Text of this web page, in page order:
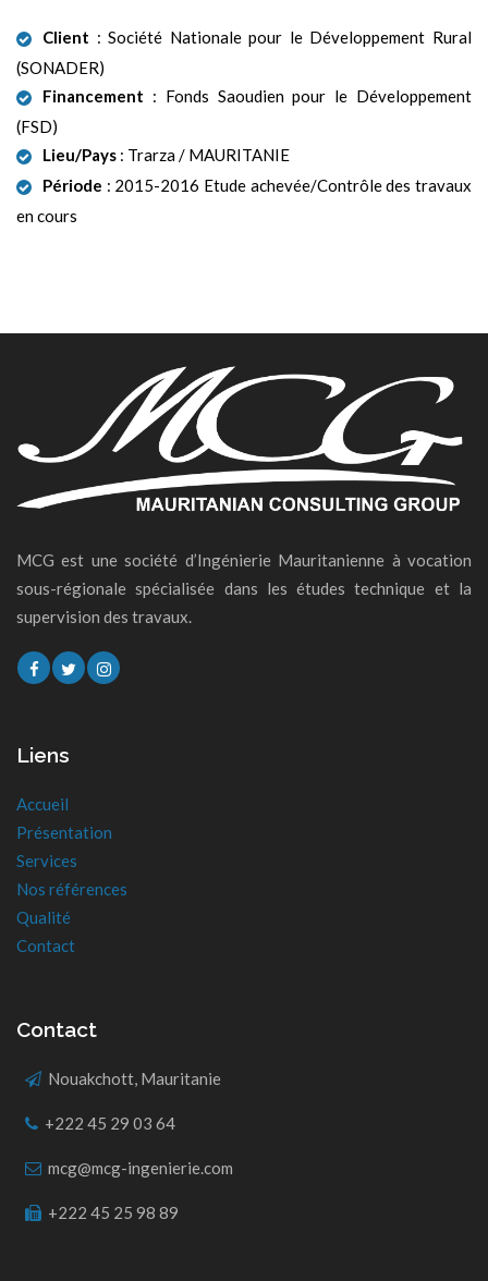
Client : Société Nationale pour le Développement Rural
(SONADER)
Financement : Fonds Saoudien pour le Développement
(FSD)
Lieu/Pays : Trarza / MAURITANIE
Période : 2015-2016 Etude achevée/Contrôle des travaux
en cours
MCG est une société d’Ingénierie Mauritanienne à vocation
sous-régionale spécialisée dans les études technique et la
supervision des travaux.
Liens
Accueil
Présentation
Services
Nos références
Qualité
Contact
Contact
Nouakchott, Mauritanie
+222 45 29 03 64
mcg@mcg-ingenierie.com
+222 45 25 98 89